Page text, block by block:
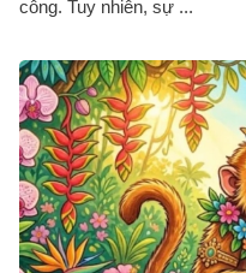
công. Tuy nhiên, sự ...